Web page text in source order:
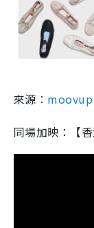
來源︰ moovup
同場加映：【